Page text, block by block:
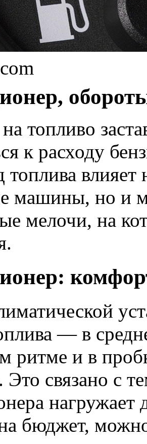
топливо
к расходу
топлива влияет
машины, но и
мелочи, на
— в
ритме и в
Это связано с
нагружает
бюджет,